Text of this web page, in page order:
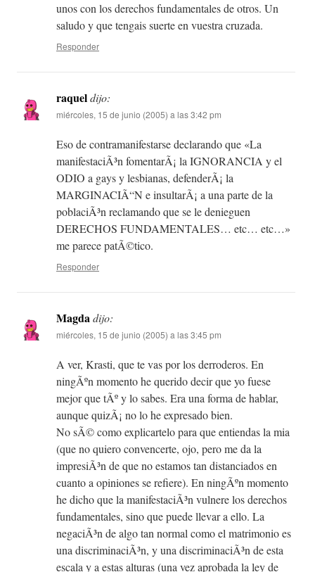
unos con los derechos fundamentales de otros. Un
saludo y que tengais suerte en vuestra cruzada.
Responder
raqueldijo:
miércoles, 15 de junio (2005) a las 3:42 pm
Eso de contramanifestarse declarando que «La
manifestaciÃ³n fomentarÃ¡ la IGNORANCIA y el
ODIO a gays y lesbianas, defenderÃ¡ la
MARGINACIÃ“N e insultarÃ¡ a una parte de la
poblaciÃ³n reclamando que se le denieguen
DERECHOS FUNDAMENTALES… etc… etc…»
me parece patÃ©tico.
Responder
Magdadijo:
miércoles, 15 de junio (2005) a las 3:45 pm
A ver, Krasti, que te vas por los derroderos. En
ningÃºn momento he querido decir que yo fuese
mejor que tÃº y lo sabes. Era una forma de hablar,
aunque quizÃ¡ no lo he expresado bien.
No sÃ© como explicartelo para que entiendas la mia
(que no quiero convencerte, ojo, pero me da la
impresiÃ³n de que no estamos tan distanciados en
cuanto a opiniones se refiere). En ningÃºn momento
he dicho que la manifestaciÃ³n vulnere los derechos
fundamentales, sino que puede llevar a ello. La
negaciÃ³n de algo tan normal como el matrimonio es
una discriminaciÃ³n, y una discriminaciÃ³n de esta
escala y a estas alturas (una vez aprobada la ley de